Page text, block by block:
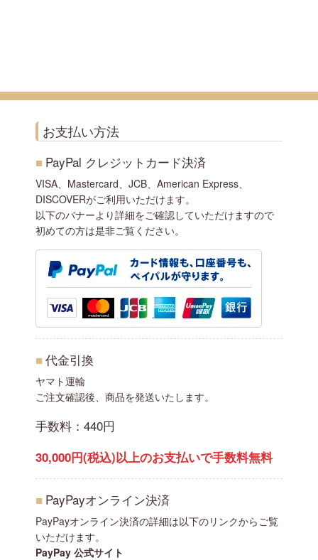
お支払い方法
■ PayPal クレジットカード決済
VISA、Mastercard、JCB、American Express、
DISCOVERがご利用いただけます。
以下のバナーより詳細をご確認していただけますので
初めての方は是非ご覧ください。
■代金引換
ヤマト運輸
ご注文確認後、商品を発送いたします。
手数料：440円
30,000円(税込)以上のお支払いで手数料無料
■ PayPayオンライン決済
PayPayオンライン決済の詳細は以下のリンクからご覧
いただけます。
PayPay 公式サイト